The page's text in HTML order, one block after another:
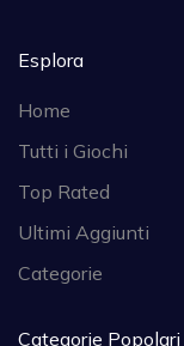
Esplora
Home
Tutti i Giochi
Top Rated
Ultimi Aggiunti
Categorie
Categorie Popolari